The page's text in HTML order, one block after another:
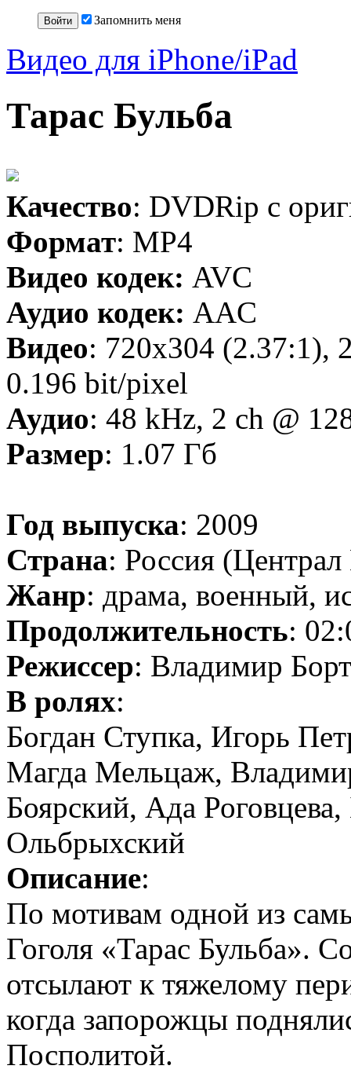
Запомнить меня
Видео для iPhone/iPad
Тарас Бульба
Качество: DVDRip с
Формат: MP4
Видео кодек: AVC
Аудио кодек: AAC
Видео: 720x304 (2.37:1),
0.196 bit/pixel
Аудио: 48 kHz, 2 ch @
Размер: 1.07 Гб
Год выпуска: 2009
Страна: Россия
Жанр: драма, военный,
Продолжительность:
Режиссер: Владимир
В ролях:
Богдан Ступка, Игорь
Магда Мельцаж,
Боярский, Ада
Ольбрыхский
Описание:
По мотивам одной из
Гоголя «Тарас Бульба».
отсылают к тяжелому
когда запорожцы
Посполитой.